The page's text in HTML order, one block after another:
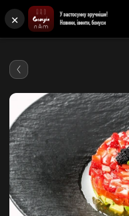
×
У застосунку зручніше!
Новини, івенти, бонуси+380676939898